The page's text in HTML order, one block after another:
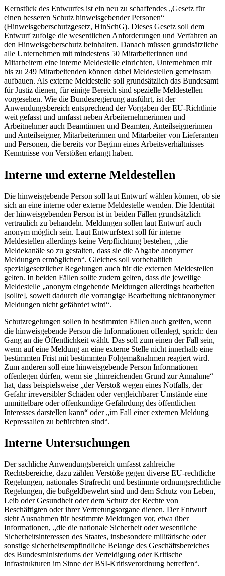
Kernstück des Entwurfes ist ein neu zu schaffendes „Gesetz für
einen besseren Schutz hinweisgebender Personen“
(Hinweisgeberschutzgesetz, HinSchG). Dieses Gesetz soll dem
Entwurf zufolge die wesentlichen Anforderungen und Verfahren an
den Hinweisgeberschutz beinhalten. Danach müssen grundsätzliche
alle Unternehmen mit mindestens 50 Mitarbeiterinnen und
Mitarbeitern eine interne Meldestelle einrichten, Unternehmen mit
bis zu 249 Mitarbeitenden können dabei Meldestellen gemeinsam
aufbauen. Als externe Meldestelle soll grundsätzlich das Bundesamt
für Justiz dienen, für einige Bereich sind spezielle Meldestellen
vorgesehen. Wie die Bundesregierung ausführt, ist der
Anwendungsbereich entsprechend der Vorgaben der EU-Richtlinie
weit gefasst und umfasst neben Arbeiternehmerinnen und
Arbeitnehmer auch Beamtinnen und Beamten, Anteilseignerinnen
und Anteilseigner, Mitarbeiterinnen und Mitarbeiter von Lieferanten
und Personen, die bereits vor Beginn eines Arbeitsverhältnisses
Kenntnisse von Verstößen erlangt haben.
Interne und externe Meldestellen
Die hinweisgebende Person soll laut Entwurf wählen können, ob sie
sich an eine interne oder externe Meldestelle wenden. Die Identität
der hinweisgebenden Person ist in beiden Fällen grundsätzlich
vertraulich zu behandeln. Meldungen sollen laut Entwurf auch
anonym möglich sein. Laut Entwurfstext soll für interne
Meldestellen allerdings keine Verpflichtung bestehen, „die
Meldekanäle so zu gestalten, dass sie die Abgabe anonymer
Meldungen ermöglichen“. Gleiches soll vorbehaltlich
spezialgesetzlicher Regelungen auch für die externen Meldestellen
gelten. In beiden Fällen sollte zudem gelten, dass die jeweilige
Meldestelle „anonym eingehende Meldungen allerdings bearbeiten
[sollte], soweit dadurch die vorrangige Bearbeitung nichtanonymer
Meldungen nicht gefährdet wird“.
Schutzregelungen sollen in bestimmten Fällen auch greifen, wenn
die hinweisgebende Person die Informationen offenlegt, sprich: den
Gang an die Öffentlichkeit wählt. Das soll zum einen der Fall sein,
wenn auf eine Meldung an eine externe Stelle nicht innerhalb eine
bestimmten Frist mit bestimmten Folgemaßnahmen reagiert wird.
Zum anderen soll eine hinweisgebende Person Informationen
offenlegen dürfen, wenn sie „hinreichenden Grund zur Annahme“
hat, dass beispielsweise „der Verstoß wegen eines Notfalls, der
Gefahr irreversibler Schäden oder vergleichbarer Umstände eine
unmittelbare oder offenkundige Gefährdung des öffentlichen
Interesses darstellen kann“ oder „im Fall einer externen Meldung
Repressalien zu befürchten sind“.
Interne Untersuchungen
Der sachliche Anwendungsbereich umfasst zahlreiche
Rechtsbereiche, dazu zählen Verstöße gegen diverse EU-rechtliche
Regelungen, nationales Strafrecht und bestimmte ordnungsrechtliche
Regelungen, die bußgeldbewehrt sind und dem Schutz von Leben,
Leib oder Gesundheit oder dem Schutz der Rechte von
Beschäftigten oder ihrer Vertretungsorgane dienen. Der Entwurf
sieht Ausnahmen für bestimmte Meldungen vor, etwa über
Informationen, „die die nationale Sicherheit oder wesentliche
Sicherheitsinteressen des Staates, insbesondere militärische oder
sonstige sicherheitsempfindliche Belange des Geschäftsbereiches
des Bundesministeriums der Verteidigung oder Kritische
Infrastrukturen im Sinne der BSI-Kritisverordnung betreffen“.